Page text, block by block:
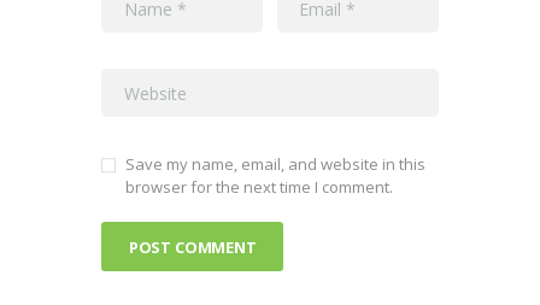
Save my name, email, and website in this
browser for the next time I comment.